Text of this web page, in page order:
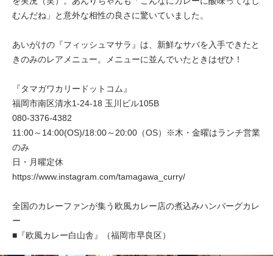
むんだね」と意外な相性の良さに驚いていました。
あいがけの『フィッシュマサラ』は、新鮮なサバを入手できたと
きのみのレアメニュー。メニューに並んでいたときはぜひ！
『タマガワカリードットコム』
福岡市南区清水1-24-18 玉川ビル105B
080-3376-4382
11:00～14:00(OS)/18:00～20:00（OS）※木・金曜はランチ営業
のみ
日・月曜定休
https://www.instagram.com/tamagawa_curry/
全国のカレーファンが集う欧風カレー店の煮込みハンバーグカレ
ー
■『欧風カレー白山舎』（福岡市早良区）